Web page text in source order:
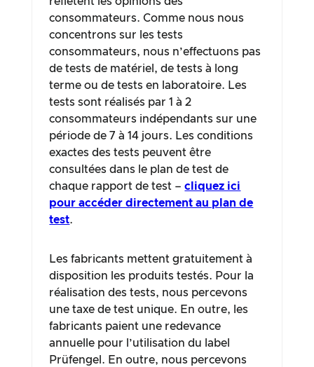
consommateurs. Comme nous nous
concentrons sur les tests
consommateurs, nous n’effectuons pas
de tests de matériel, de tests à long
terme ou de tests en laboratoire. Les
tests sont réalisés par 1 à 2
consommateurs indépendants sur une
période de 7 à 14 jours. Les conditions
exactes des tests peuvent être
consultées dans le plan de test de
chaque rapport de test –cliquez ici
pour accéder directement au plan de
test.
Les fabricants mettent gratuitement à
disposition les produits testés. Pour la
réalisation des tests, nous percevons
une taxe de test unique. En outre, les
fabricants paient une redevance
annuelle pour l’utilisation du label
Prüfengel. En outre, nous percevons